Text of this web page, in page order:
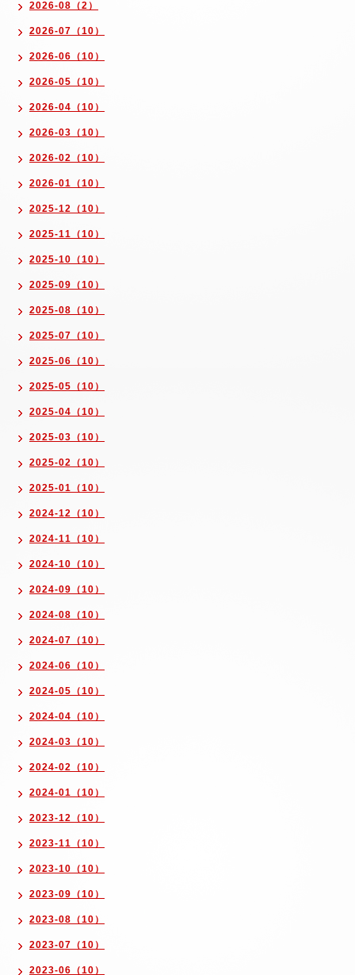
2026-08（2）
2026-07（10）
2026-06（10）
2026-05（10）
2026-04（10）
2026-03（10）
2026-02（10）
2026-01（10）
2025-12（10）
2025-11（10）
2025-10（10）
2025-09（10）
2025-08（10）
2025-07（10）
2025-06（10）
2025-05（10）
2025-04（10）
2025-03（10）
2025-02（10）
2025-01（10）
2024-12（10）
2024-11（10）
2024-10（10）
2024-09（10）
2024-08（10）
2024-07（10）
2024-06（10）
2024-05（10）
2024-04（10）
2024-03（10）
2024-02（10）
2024-01（10）
2023-12（10）
2023-11（10）
2023-10（10）
2023-09（10）
2023-08（10）
2023-07（10）
2023-06（10）